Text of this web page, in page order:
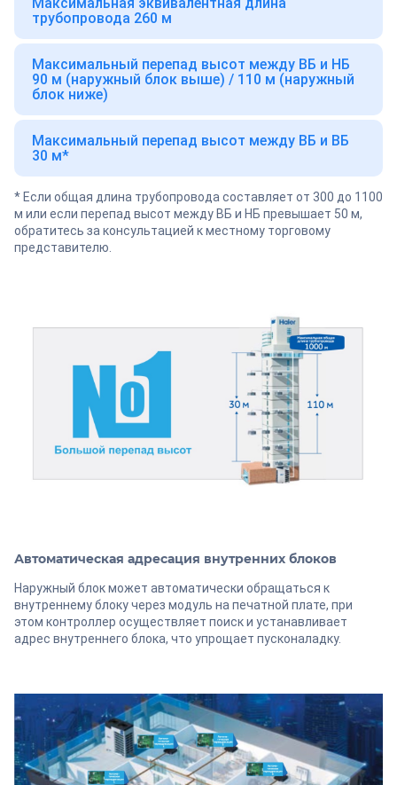
трубопровода 260 м
Максимальный перепад высот между ВБ и НБ
90 м (наружный блок выше) / 110 м (наружный
блок ниже)
Максимальный перепад высот между ВБ и ВБ
30 м*
* Если общая длина трубопровода составляет от 300 до 1100
м или если перепад высот между ВБ и НБ превышает 50 м,
обратитесь за консультацией к местному торговому
представителю.
Автоматическая адресация внутренних блоков
Наружный блок может автоматически обращаться к
внутреннему блоку через модуль на печатной плате, при
этом контроллер осуществляет поиск и устанавливает
адрес внутреннего блока, что упрощает пусконаладку.